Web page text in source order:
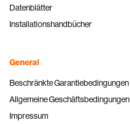
Datenblätter
Installationshandbücher
General
Beschränkte Garantiebedingungen
Allgemeine Geschäftsbedingungen
Impressum